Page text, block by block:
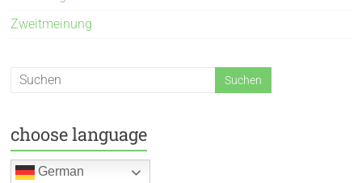
Zweitmeinung
choose language
German